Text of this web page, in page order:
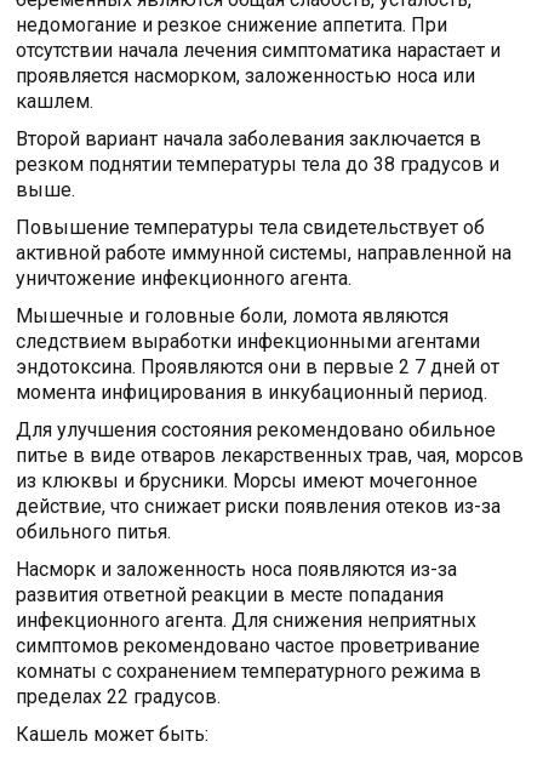
недомогание и резкое снижение аппетита. При
отсутствии начала лечения симптоматика нарастает и
проявляется насморком, заложенностью носа или
кашлем.
Второй вариант начала заболевания заключается в
резком поднятии температуры тела до 38 градусов и
выше.
Повышение температуры тела свидетельствует об
активной работе иммунной системы, направленной на
уничтожение инфекционного агента.
Мышечные и головные боли, ломота являются
следствием выработки инфекционными агентами
эндотоксина. Проявляются они в первые 2 7 дней от
момента инфицирования в инкубационный период.
Для улучшения состояния рекомендовано обильное
питье в виде отваров лекарственных трав, чая, морсов
из клюквы и брусники. Морсы имеют мочегонное
действие, что снижает риски появления отеков из-за
обильного питья.
Насморк и заложенность носа появляются из-за
развития ответной реакции в месте попадания
инфекционного агента. Для снижения неприятных
симптомов рекомендовано частое проветривание
комнаты с сохранением температурного режима в
пределах 22 градусов.
Кашель может быть: